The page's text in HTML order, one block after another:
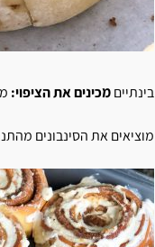
בינתיים מכינים את הציפוי:
מוציאים את הסינבונים